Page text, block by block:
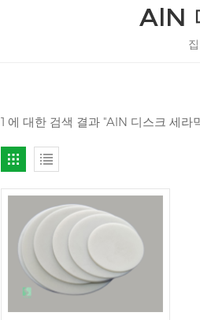
AlN
집
1 에 대한 검색 결과 "AlN 디스크 세라